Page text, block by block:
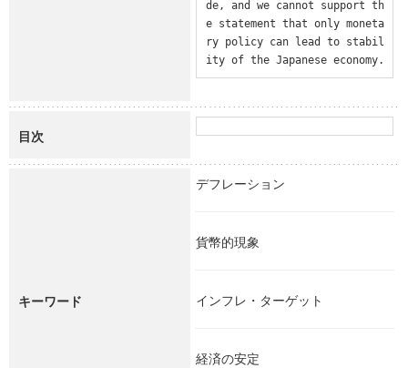
de, and we cannot support th
e statement that only moneta
ry policy can lead to stabil
ity of the Japanese economy.
目次
キーワード
デフレーション
貨幣的現象
インフレ・ターゲット
経済の安定